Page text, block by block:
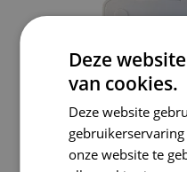
Deze
van cookies.
Deze website
onze website te